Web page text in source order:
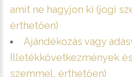
amit ne hagyjon ki (jogi
érthetően)
Ajándékozás vagy
Illetékkövetkezmények
szemmel, érthetően)